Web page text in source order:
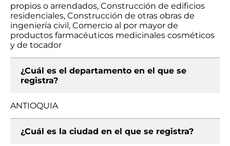
propios o arrendados, Construcción de edificios
residenciales, Construcción de otras obras de
ingeniería civil, Comercio al por mayor de
productos farmacéuticos medicinales cosméticos
y de tocador
¿Cuál es el departamento en el que se
registra?
ANTIOQUIA
¿Cuál es la ciudad en el que se registra?